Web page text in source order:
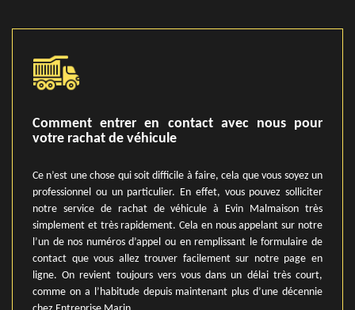
Comment entrer en contact avec nous pour
votre rachat de véhicule
Ce n’est une chose qui soit difficile à faire, cela que vous soyez un
professionnel ou un particulier. En effet, vous pouvez solliciter
notre service de rachat de véhicule à Evin Malmaison très
simplement et très rapidement. Cela en nous appelant sur notre
l’un de nos numéros d’appel ou en remplissant le formulaire de
contact que vous allez trouver facilement sur notre page en
ligne. On revient toujours vers vous dans un délai très court,
comme on a l’habitude depuis maintenant plus d’une décennie